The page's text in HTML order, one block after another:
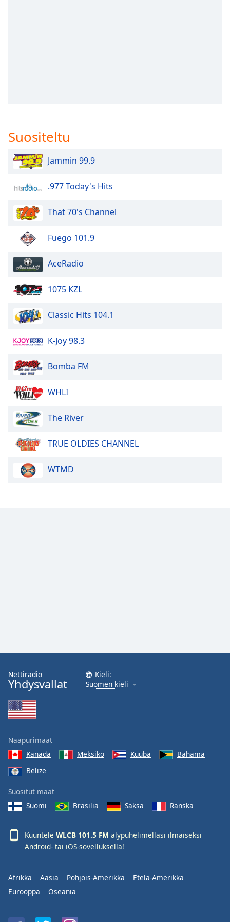
Fullscreen
This
window.
Beginning
dialog
window.
Escape
cancel
and
window.
Color
Opacity
Color
Opacity
Font
Family
Done
Close
Dialog
dialog
Suositeltu
Jammin 99.9
.977 Today's Hits
That 70's Channel
Fuego 101.9
AceRadio
1075 KZL
Classic Hits 104.1
K-Joy 98.3
Bomba FM
WHLI
The River
TRUE OLDIES CHANNEL
WTMD
Nettiradio
Yhdysvallat
Kieli:
Suomen kieli
Naapurimaat
Kanada
Meksiko Kuuba
Bahama
Belize
Suositut maat
Suomi
Brasilia Saksa Ranska
Kuuntele WLCB 101.5 FM älypuhelimellasi ilmaiseksi
Android- tai iOS-sovelluksella!
Afrikka Aasia Pohjois-Amerikka
Etelä-Amerikka
Eurooppa
Oseania